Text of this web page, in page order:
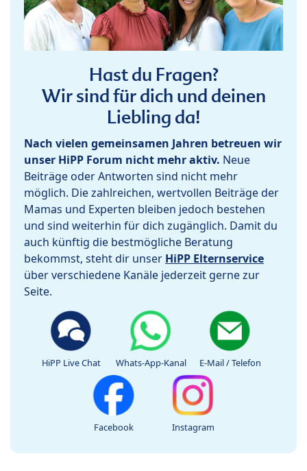
Hast du Fragen?
Wir sind für dich und deinen
Liebling da!
Nach vielen gemeinsamen Jahren betreuen wir
unser HiPP Forum nicht mehr aktiv. Neue
Beiträge oder Antworten sind nicht mehr
möglich. Die zahlreichen, wertvollen Beiträge der
Mamas und Experten bleiben jedoch bestehen
und sind weiterhin für dich zugänglich. Damit du
auch künftig die bestmögliche Beratung
bekommst, steht dir unser HiPP Elternservice
über verschiedene Kanäle jederzeit gerne zur
Seite.
HiPP Live Chat Whats-App-Kanal E-Mail / Telefon
Facebook Instagram